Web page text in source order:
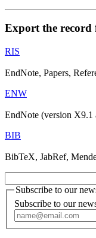
Export the record
RIS
EndNote, Papers,
ENW
EndNote (version X9.1
BIB
BibTeX, JabRef,
Subscribe to our
Subscribe to our